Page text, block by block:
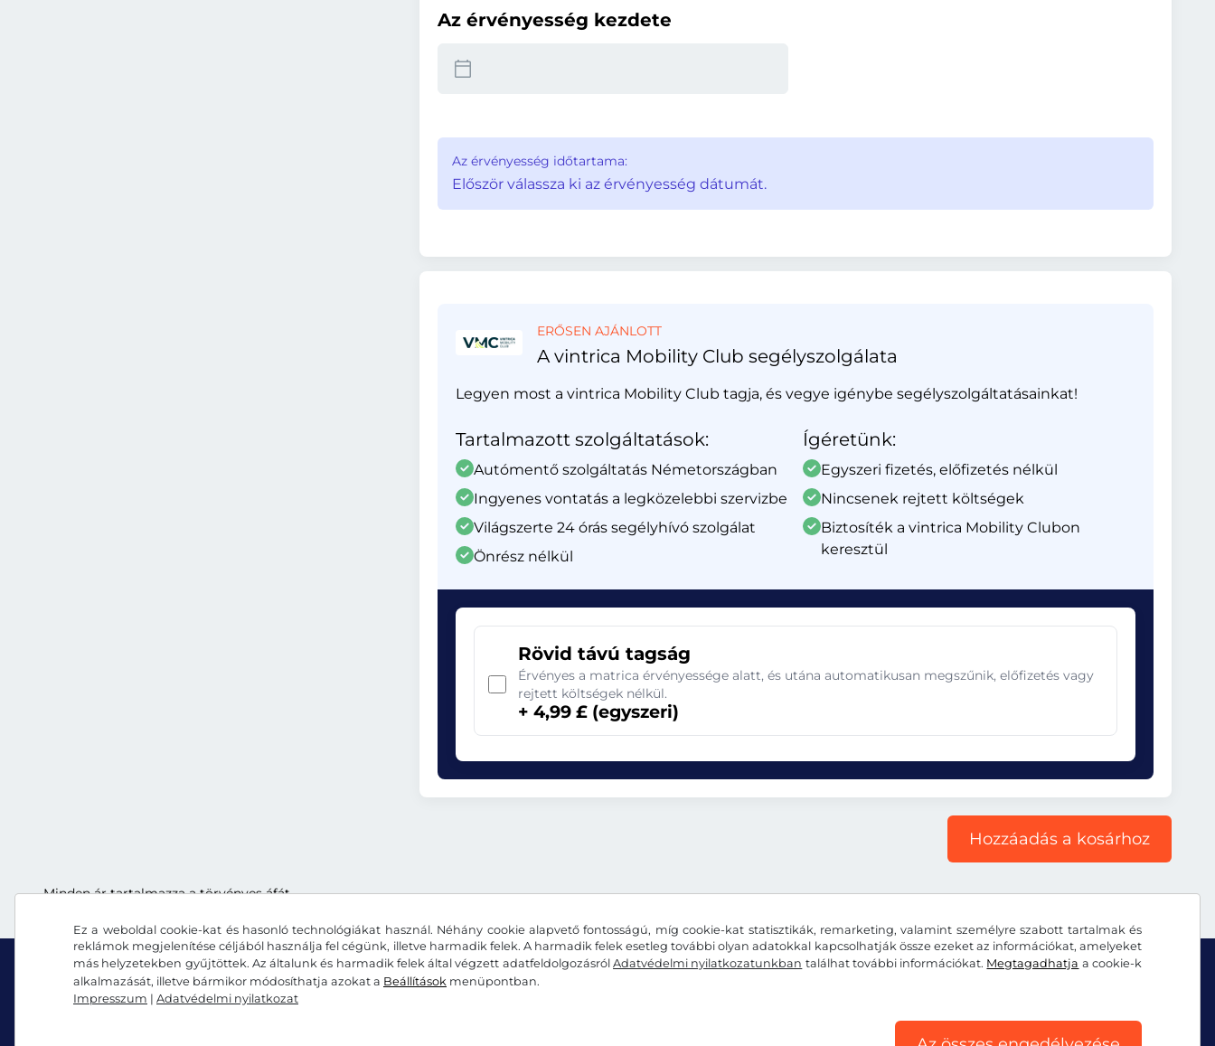
Ez a weboldal cookie-kat és hasonló technológiákat használ. Néhány cookie alapvető fontosságú, míg cookie-kat statisztikák, remarketing, valamint személyre szabott tartalmak és
reklámok megjelenítése céljából használja fel cégünk, illetve harmadik felek. A harmadik felek esetleg további olyan adatokkal kapcsolhatják össze ezeket az információkat, amelyeket
más helyzetekben gyűjtöttek. Az általunk és harmadik felek által végzett adatfeldolgozásrólAdatvédelmi nyilatkozatunkban találhat további információkat. Megtagadhatja a cookie-k
alkalmazását, illetve bármikor módosíthatja azokat a Beállítások menüpontban.
Impresszum | Adatvédelmi nyilatkozat
Az érvényesség kezdete
Az érvényesség időtartama:
Először válassza ki az érvényesség dátumát.
ERŐSEN AJÁNLOTT
A vintrica Mobility Club segélyszolgálata
Legyen most a vintrica Mobility Club tagja, és vegye igénybe segélyszolgáltatásainkat!
Tartalmazott szolgáltatások:
Autómentő szolgáltatás Németországban
Ingyenes vontatás a legközelebbi szervizbe
Világszerte 24 órás segélyhívó szolgálat
Önrész nélkül
Ígéretünk:
Egyszeri fizetés, előfizetés nélkül
Nincsenek rejtett költségek
Biztosíték a vintrica Mobility Clubon
keresztül
Rövid távú tagság
Érvényes a matrica érvényessége alatt, és utána automatikusan megszűnik, előfizetés vagy
rejtett költségek nélkül.
+ 4,99 £ (egyszeri)
Hozzáadás a kosárhoz
Minden ár tartalmazza a törvényes áfát.